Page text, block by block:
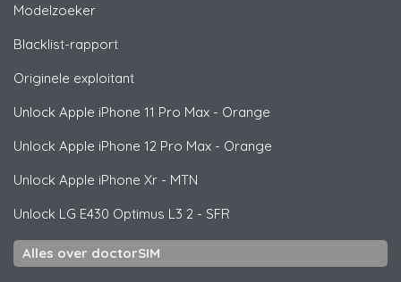
Modelzoeker
Blacklist-rapport
Originele exploitant
Unlock Apple iPhone 11 Pro Max - Orange
Unlock Apple iPhone 12 Pro Max - Orange
Unlock Apple iPhone Xr - MTN
Unlock LG E430 Optimus L3 2 - SFR
Alles over doctorSIM